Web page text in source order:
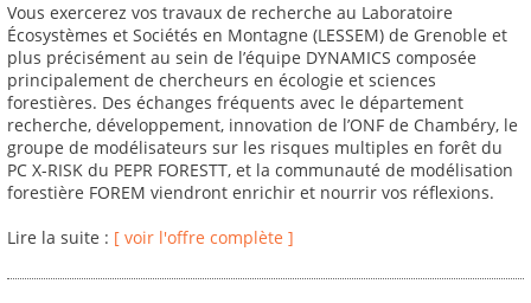
Vous exercerez vos travaux de recherche au Laboratoire
Écosystèmes et Sociétés en Montagne (LESSEM) de Grenoble et
plus précisément au sein de l’équipe DYNAMICS composée
principalement de chercheurs en écologie et sciences
forestières. Des échanges fréquents avec le département
recherche, développement, innovation de l’ONF de Chambéry, le
groupe de modélisateurs sur les risques multiples en forêt du
PC X-RISK du PEPR FORESTT, et la communauté de modélisation
forestière FOREM viendront enrichir et nourrir vos réflexions.
Lire la suite : [ voir l'offre complète ]